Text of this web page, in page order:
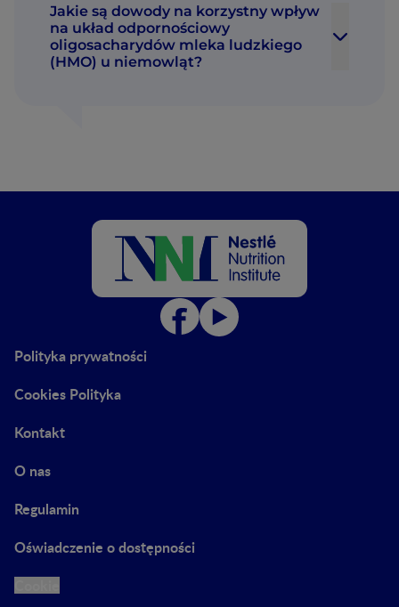
Jakie są dowody na korzystny wpływ
na układ odpornościowy
oligosacharydów mleka ludzkiego
(HMO) u niemowląt?
Polityka prywatności
Cookies Polityka
Kontakt
O nas
Regulamin
Oświadczenie o dostępności